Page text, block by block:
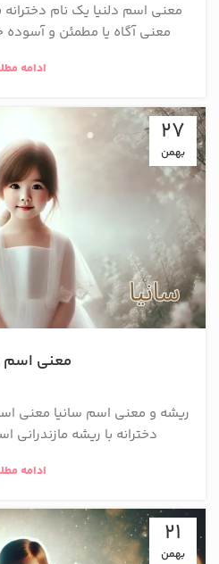
معنی اسم دلنیا یک نام
معنی آگاه یا مطمئن و
ادامه
27
بهمن
معنی اسم
ریشه و معنی اسم سانیا معنی
دخترانه با ریشه
ادامه
21
بهمن